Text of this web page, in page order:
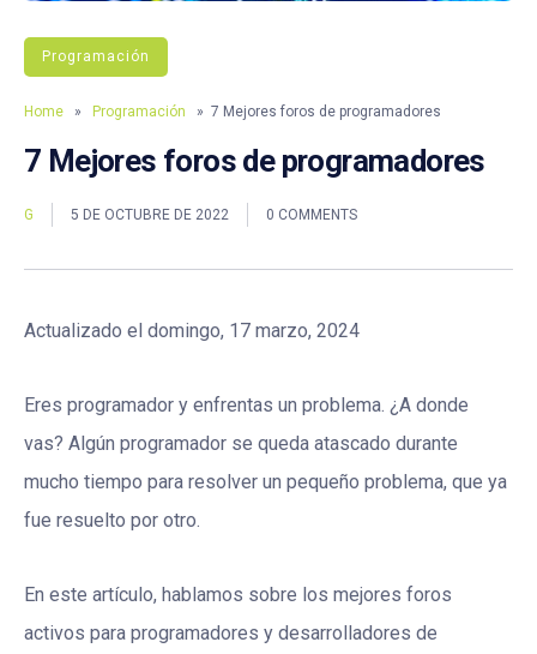
Programación
Home » Programación » 7 Mejores foros de programadores
7 Mejores foros de programadores
G 5 DE OCTUBRE DE 2022 0 COMMENTS
Actualizado el domingo, 17 marzo, 2024
Eres programador y enfrentas un problema. ¿A donde
vas? Algún programador se queda atascado durante
mucho tiempo para resolver un pequeño problema, que ya
fue resuelto por otro.
En este artículo, hablamos sobre los mejores foros
activos para programadores y desarrolladores de